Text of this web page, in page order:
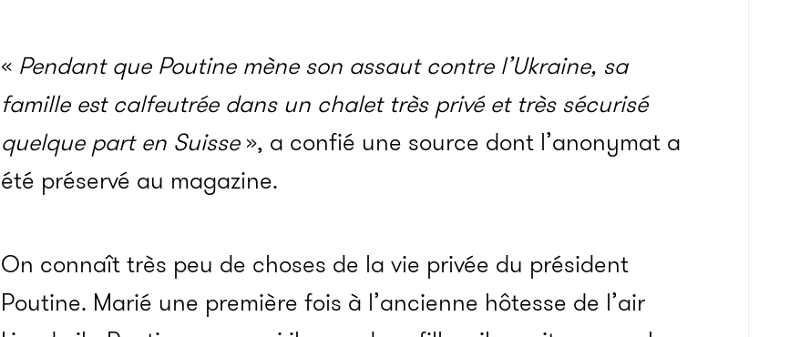
« Pendant que Poutine mène son assaut contre l’Ukraine, sa
famille est calfeutrée dans un chalet très privé et très sécurisé
quelque part en Suisse», a confié une source dont l’anonymat a
été préservé au magazine.
On connaît très peu de choses de la vie privée du président
Poutine. Marié une première fois à l’ancienne hôtesse de l’air